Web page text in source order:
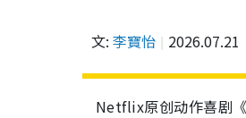
文: 李寶怡 2026.07.21
Netflix原创动作喜剧